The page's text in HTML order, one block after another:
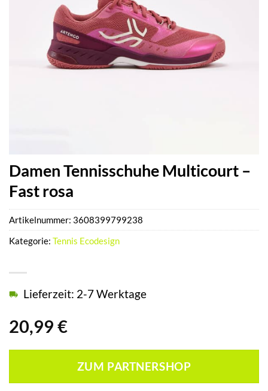
Damen Tennisschuhe Multicourt –
Fast rosa
20,99 €
Lieferzeit: 2-7 Werktage
ZUM PARTNERSHOP
Artikelnummer: 3608399799238
Kategorie: Tennis Ecodesign